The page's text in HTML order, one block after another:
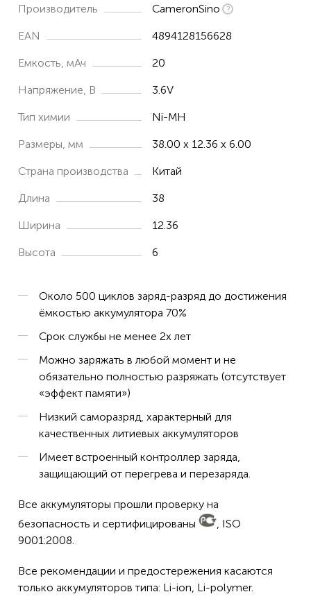
Производитель CameronSino
EAN 4894128156628
Емкость, мАч 20
Напряжение, В 3.6V
Тип химии Ni-MH
Размеры, мм 38.00 x 12.36 x 6.00
Страна производства Китай
Длина 38
Ширина 12.36
Высота 6
Около 500 циклов заряд-разряд до достижения
ёмкостью аккумулятора 70%
Срок службы не менее 2х лет
Можно заряжать в любой момент и не
обязательно полностью разряжать (отсутствует
«эффект памяти»)
Низкий саморазряд, характерный для
качественных литиевых аккумуляторов
Имеет встроенный контроллер заряда,
защищающий от перегрева и перезаряда.
Все аккумуляторы прошли проверку на
безопасность и сертифицированы
, ISO
9001:2008.
Все рекомендации и предостережения касаются
только аккумуляторов типа: Li-ion, Li-polymer.